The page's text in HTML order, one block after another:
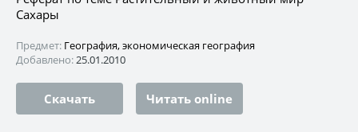
Сахары
Предмет: География, экономическая география
Добавлено:25.01.2010
Скачать Читать online